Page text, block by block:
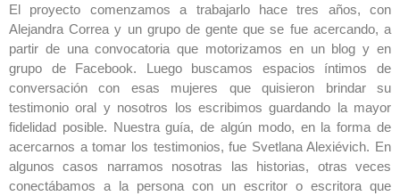
El proyecto comenzamos a trabajarlo hace tres años, con
Alejandra Correa y un grupo de gente que se fue acercando, a
partir de una convocatoria que motorizamos en un blog y en
grupo de Facebook. Luego buscamos espacios íntimos de
conversación con esas mujeres que quisieron brindar su
testimonio oral y nosotros los escribimos guardando la mayor
fidelidad posible. Nuestra guía, de algún modo, en la forma de
acercarnos a tomar los testimonios, fue Svetlana Alexiévich. En
algunos casos narramos nosotras las historias, otras veces
conectábamos a la persona con un escritor o escritora que